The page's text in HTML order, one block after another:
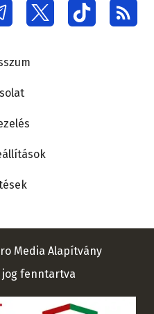
Media Alapítvány
jog fenntartva